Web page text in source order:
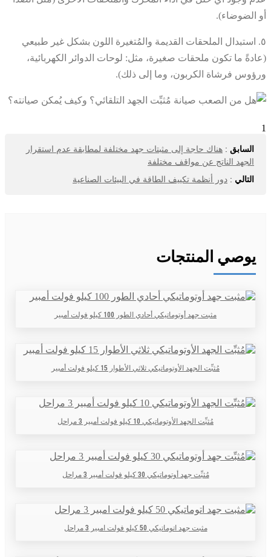
أو الضوضاء).
٥. استبدال الملحقات القديمة والمُتغيرة اللون بشكل غير طبيعي
(عادةً ما تكون ملحقات صغيرة، مثل: لوحات الدوائر الكهربائية،
ورؤوس فرشاة الكربون، وما إلى ذلك).
1
السابق : هناك حاجة إلى مثبتات جهد مختلفة لمطابقة عدم استقرار
الجهد الناتج عن مواقف مختلفة
التالي : دور أنظمة تكييف الطاقة في البيئات الصناعية
يوصي المنتجات
مثبت جهد أوتوماتيكي أحادي الطور 100 كيلو فولت أمبير
مُثبِّت الجهد الأوتوماتيكي ثلاثي الأطوار 15 كيلو فولت أمبير
مُثبِّت الجهد الأوتوماتيكي 10 كيلو فولت أمبير 3 مراحل
مُثبِّت جهد أوتوماتيكي 30 كيلو فولت أمبير 3 مراحل
مثبت جهد اتوماتيكي 50 كيلو فولت امبير 3 مراحل